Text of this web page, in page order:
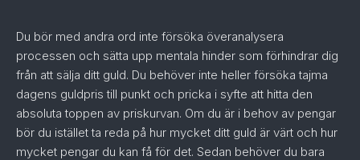
Du bör med andra ord inte försöka överanalysera
processen och sätta upp mentala hinder som förhindrar dig
från att sälja ditt guld. Du behöver inte heller försöka tajma
dagens guldpris till punkt och pricka i syfte att hitta den
absoluta toppen av priskurvan. Om du är i behov av pengar
bör du istället ta reda på hur mycket ditt guld är värt och hur
mycket pengar du kan få för det. Sedan behöver du bara